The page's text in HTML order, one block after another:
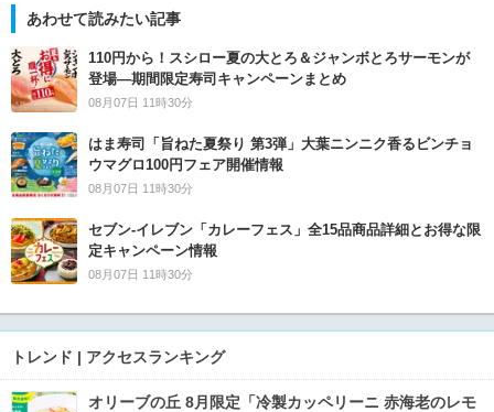
あわせて読みたい記事
110円から！スシロー夏の大とろ＆ジャンボとろサーモンが
登場―期間限定寿司キャンペーンまとめ
08月07日 11時30分
はま寿司「旨ねた夏祭り 第3弾」大葉ニンニク香るビンチョ
ウマグロ100円フェア開催情報
08月07日 11時30分
セブン‐イレブン「カレーフェス」全15品商品詳細とお得な限
定キャンペーン情報
08月07日 11時30分
トレンド | アクセスランキング
オリーブの丘 8月限定「冷製カッペリーニ 赤海老のレモ